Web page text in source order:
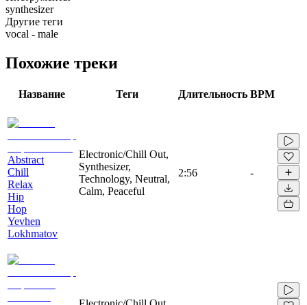
synthesizer
Другие теги
vocal - male
Похожие треки
Название Теги Длительность BPM
Abstract
Chill
Relax
Hip
Hop
Yevhen
Lokhmatov
Electronic/Chill Out,
Synthesizer,
Technology, Neutral,
Calm, Peaceful
2:56 -